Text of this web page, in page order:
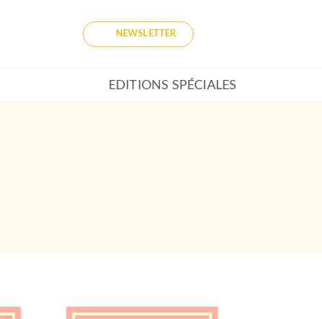
NEWSLETTER
EDITIONS SPÉCIALES